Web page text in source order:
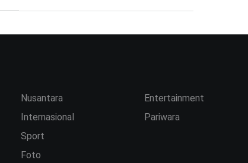
Nusantara
Internasional
Sport
Foto
Entertainment
Pariwara